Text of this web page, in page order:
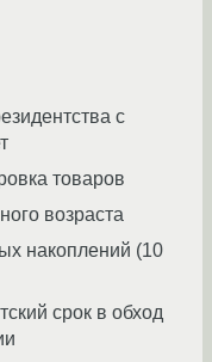
с
товаров
возраста
накоплений (10
срок в обход